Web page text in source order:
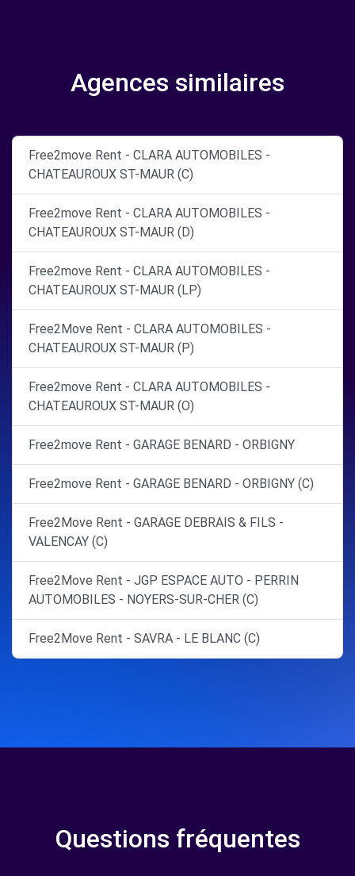
Agences similaires
Free2move Rent - CLARA AUTOMOBILES -
CHATEAUROUX ST-MAUR (C)
Free2move Rent - CLARA AUTOMOBILES -
CHATEAUROUX ST-MAUR (D)
Free2move Rent - CLARA AUTOMOBILES -
CHATEAUROUX ST-MAUR (LP)
Free2Move Rent - CLARA AUTOMOBILES -
CHATEAUROUX ST-MAUR (P)
Free2move Rent - CLARA AUTOMOBILES -
CHATEAUROUX ST-MAUR (O)
Free2move Rent - GARAGE BENARD - ORBIGNY
Free2move Rent - GARAGE BENARD - ORBIGNY (C)
Free2Move Rent - GARAGE DEBRAIS & FILS -
VALENCAY (C)
Free2Move Rent - JGP ESPACE AUTO - PERRIN
AUTOMOBILES - NOYERS-SUR-CHER (C)
Free2Move Rent - SAVRA - LE BLANC (C)
Questions fréquentes